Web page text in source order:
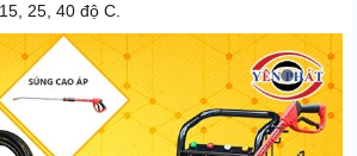
25, 40 độ C.